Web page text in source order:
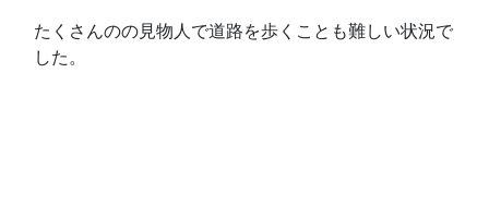
たくさんのの見物人で道路を歩くことも難しい状況で
した。